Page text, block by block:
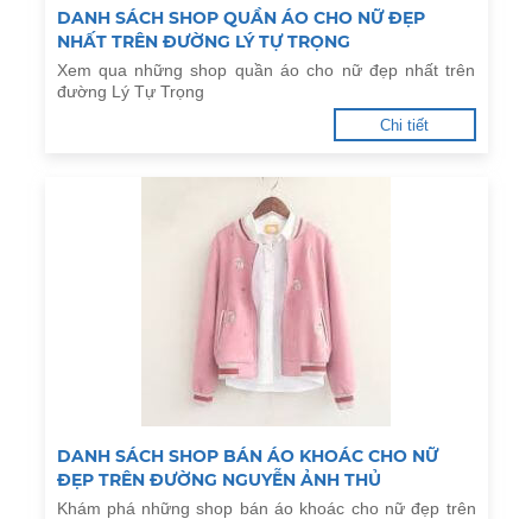
DANH SÁCH SHOP QUẦN ÁO CHO NỮ ĐẸP
NHẤT TRÊN ĐƯỜNG LÝ TỰ TRỌNG
Xem qua những shop quần áo cho nữ đẹp nhất trên
đường Lý Tự Trọng
Chi tiết
DANH SÁCH SHOP BÁN ÁO KHOÁC CHO NỮ
ĐẸP TRÊN ĐƯỜNG NGUYỄN ẢNH THỦ
Khám phá những shop bán áo khoác cho nữ đẹp trên